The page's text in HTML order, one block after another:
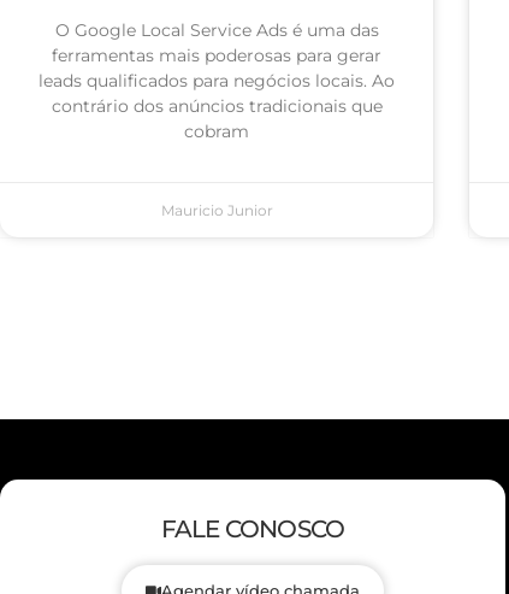
O Google Local Service Ads é uma das
ferramentas mais poderosas para gerar
leads qualificados para negócios locais. Ao
contrário dos anúncios tradicionais que
cobram
Mauricio Junior
FALE CONOSCO